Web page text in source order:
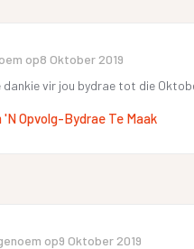
op8 Oktober 2019
vir jou bydrae tot die
'n Opvolg-Bydrae Te Maak
op9 Oktober 2019